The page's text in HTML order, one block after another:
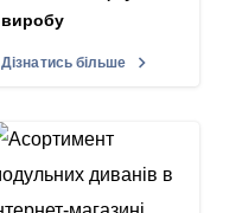
виробу
Дізнатись більше